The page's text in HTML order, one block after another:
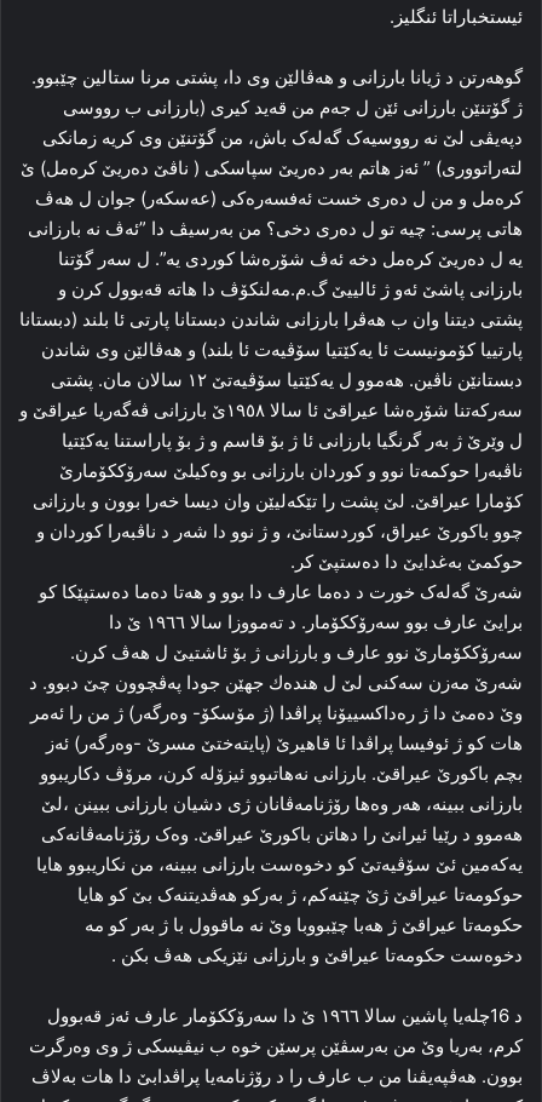
ئیستخباراتا ئنگلیز.
گوهه‌رتن د ژیانا بارزانی و هه‌ڤالێن وی دا، پشتی مرنا ستالین چێبوو.
ژ گۆتنێن بارزانی ئێن ل جه‌م من قه‌ید کیری (بارزانی ب رووسی
دپه‌یڤی لێ نه‌ رووسیه‌ک گه‌له‌ک باش، من گۆتنێن وی کریه‌ زمانکی
لته‌راتووری) ” ئه‌ز هاتم به‌ر ده‌ریێ سپاسکی ( ناڤێ ده‌ریێ کره‌مل) ێ
کره‌مل و من ل ده‌ری خست ئەفسەرەكی (عه‌سکه‌ر) جوان ل هه‌ڤ
هاتی پرسی: چیه‌ تو ل ده‌ری دخی‌؟ من به‌رسیڤ دا ”ئه‌ڤ نه‌ بارزانی
یه‌ ل ده‌ریێ کره‌مل دخه‌ ئەڤ شۆره‌شا کوردی یه‌”. ل سه‌ر گۆتنا
بارزانی پاشێ ئه‌و ژ ئالییێ گ.م.مه‌لنکۆڤ دا‌ هاته‌ قه‌بوول کرن و
پشتی دیتنا وان ب هه‌ڤرا‌ بارزانی شاندن دبستانا پارتی ئا بلند (دبستانا
پارتییا کۆمونیست ئا یه‌کێتیا سۆڤیه‌ت ئا بلند) و هه‌ڤالێن وی شاندن
دبستانێن ناڤین. هه‌موو ل یەكێتیا سۆڤیه‌تێ ۱۲ سالان مان. پشتی
سه‌رکه‌تنا شۆره‌شا عیراقێ ئا سالا ۱۹٥۸ێ بارزانی ڤه‌گه‌ریا عیراقێ و
ل وێرێ ژ به‌ر گرنگیا بارزانی ئا ژ بۆ قاسم و ژ بۆ پاراستنا یه‌کێتیا
ناڤبه‌را حوکمه‌تا نوو و کوردان بارزانی بو وه‌کیلێ سەرۆككۆمارێ
كۆمارا عیراقێ. لێ پشت را‌ تێکەلیێن وان دیسا خه‌را بوون و بارزانی
چوو باکورێ عیراق، کوردستانێ، و ژ نوو دا شه‌ر د ناڤبه‌را كوردان و
حوکمێ بەغدایێ دا ده‌ستپێ کر.
شه‌رێ گه‌له‌ک خورت د ده‌ما عارف دا‌ بوو و هه‌تا ده‌ما ده‌ستپێکا کو
برایێ عارف بوو سەرۆككۆمار. د ته‌مووزا سالا ۱۹٦٦ ێ دا
سەرۆككۆمارێ نوو عارف و بارزانی ژ بۆ ئاشتیێ ل هه‌ڤ کرن.
شه‌رێ مه‌زن سه‌کنی لێ ل ھندەك جھێن جودا په‌ڤچوون چێ دبوو. د
وێ ده‌مێ دا ژ ره‌داکسییۆنا پراڤدا (ژ مۆسکۆ- وه‌رگه‌ر) ژ من را‌ ئه‌مر
هات كو ژ ئوفیسا پراڤدا ئا قاهیرێ (پایته‌ختێ مسرێ -وه‌رگه‌ر) ئه‌ز
بچم باکورێ‌ عیراقێ. بارزانی نه‌هاتبوو ئیزۆله‌ کرن، مرۆڤ دکاریبوو
بارزانی ببینە، هه‌ر وه‌ها رۆژنامه‌ڤانان ژی دشیان بارزانی ببینن ،لێ
هه‌موو د رێیا ئیرانێ را دهاتن باکورێ عیراقێ. وه‌ک رۆژنامه‌ڤانه‌کی
یه‌که‌مین ئێ سۆڤیه‌تێ کو دخوه‌ست بارزانی ببینه‌، من نکاریبوو هایا
حوکومه‌تا عیراقێ ژێ چێنه‌کم، ژ به‌رکو هه‌ڤدیتنه‌ک بێ کو هایا
حكومەتا عیراقێ ژ هه‌با چێبووبا وێ نه‌ ماقوول با ژ به‌ر کو مه‌
دخوه‌ست حكومەتا عیراقێ و بارزانی نێزیكی هه‌ڤ بکن .
د 16چلەیا پاشین سالا ۱۹٦٦ ێ دا سەرۆككۆمار عارف ئه‌ز قه‌بوول
کرم، به‌ریا وێ من به‌رسڤێن پرسێن خوه‌ ب نیڤیسکی ژ وی وه‌رگرت
بوون. هه‌ڤپه‌یڤنا من ب عارف را‌ د رۆژنامەیا پراڤدابێ دا ھات به‌لاڤ